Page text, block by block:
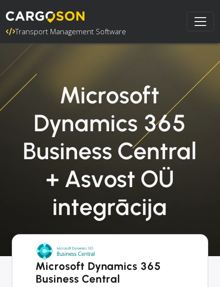
Transport Management Software
Microsoft
Dynamics 365
Business Central
+ Asvost OÜ
integrācija
Microsoft Dynamics 365
Business Central